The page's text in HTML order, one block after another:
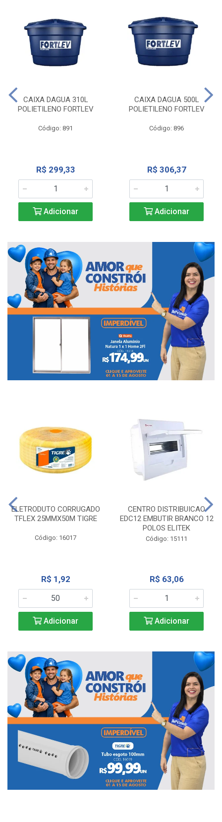
CAIXA DAGUA 310L
POLIETILENO FORTLEV
Código: 891
R$ 299,33
Adicionar
CAIXA DAGUA 500L
POLIETILENO FORTLEV
Código: 896
R$ 306,37
Adicionar
ELETRODUTO CORRUGADO
TFLEX 25MMX50M TIGRE
Código: 16017
R$ 1,92
Adicionar
CENTRO DISTRIBUICAO
EDC12 EMBUTIR BRANCO 12
POLOS ELITEK
Código: 15111
R$ 63,06
Adicionar